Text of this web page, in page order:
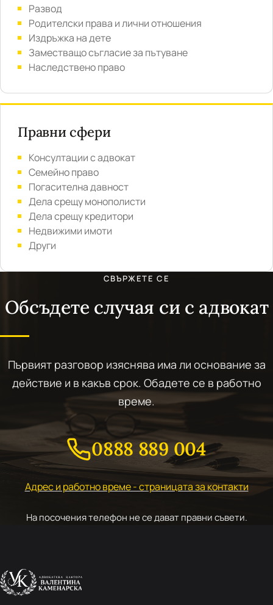
Развод
Родителски права и лични отношения
Издръжка на дете
Заместващо съгласие за пътуване
Наследствено право
Правни сфери
Консултации с адвокат
Семейно право
Погасителна давност
Дела срещу монополисти
Дела срещу кредитори
Недвижими имоти
Други
СВЪРЖЕТЕ СЕ
Обсъдете случая си с адвокат
Първият разговор изяснява има ли основание за
действие и в какъв срок. Обадете се в работно
време.
0888 889 004
Адрес и работно време - страницата за контакти
На посочения телефон не се дават правни съвети.